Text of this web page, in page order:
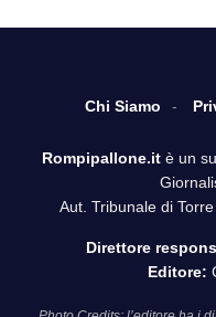
Chi Siamo
Rompipallone.it è un
Aut. Tribunale di
Direttore
Editore: